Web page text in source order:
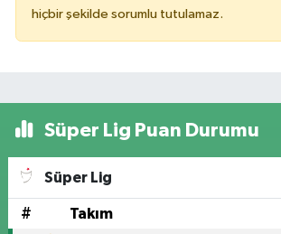
hiçbir şekilde sorumlu tutulamaz.
Süper Lig Puan Durumu
Süper Lig
# Takım